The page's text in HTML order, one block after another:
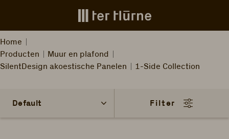
Skip to main content
Home
Producten
Muur en plafond
SilentDesign akoestische Panelen
1-Side Collection
Filter